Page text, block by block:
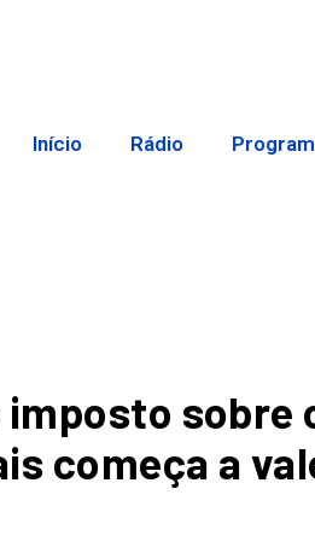
Início Rádio
sobre
começa a